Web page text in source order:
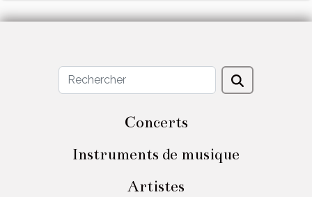
Concerts
Instruments de musique
Artistes